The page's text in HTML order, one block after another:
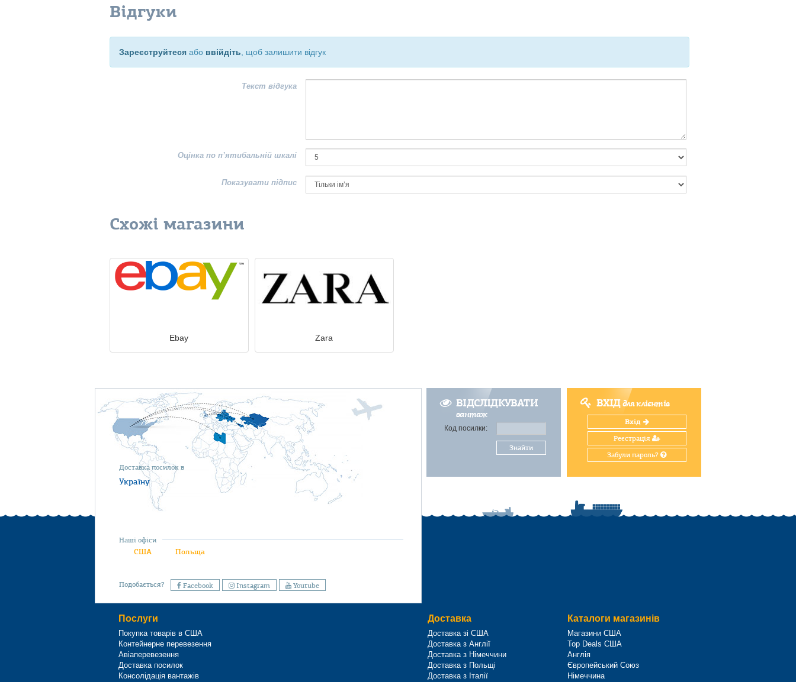
Відгуки
Зареєструйтеся або ввійдіть , щоб залишити відгук
Текст відгука
Оцінка по п’ятибальній шкалі
Показувати підпис
Схожі магазини
Ebay Zara
ВІДСЛІДКУВАТИ
вантаж
Код посилки:
Знайти
ВХІДдля клієнтів
Вхід
Реєстрація
Забули пароль?
Доставка посилок в
Україну
Наші офіси
США Польща
Подобається? Facebook Instagram Youtube
Послуги
Покупка товарів в США
Контейнерне перевезення
Авіаперевезення
Доставка посилок
Консолідація вантажів
Доставка
Доставка зі США
Доставка з Англії
Доставка з Німеччини
Доставка з Польщі
Доставка з Італії
Каталоги магазинів
Магазини США
Top Deals США
Англія
Європейський Союз
Німеччина